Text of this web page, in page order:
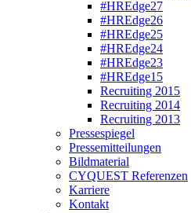
#HREdge27
#HREdge26
#HREdge25
#HREdge24
#HREdge23
#HREdge15
Recruiting 2015
Recruiting 2014
Recruiting 2013
Pressespiegel
Pressemitteilungen
Bildmaterial
CYQUEST Referenzen
Karriere
Kontakt